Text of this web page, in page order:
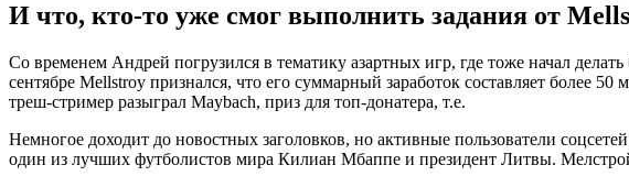
И что, кто-то уже смог выполнить задания от
Со временем Андрей погрузился в тематику азартных игр, где тоже начал
сентябре Mellstroy признался, что его суммарный заработок составляет более
треш-стример разыграл Maybach, приз для топ-донатера, т.е.
Немногое доходит до новостных заголовков, но активные пользователи
один из лучших футболистов мира Килиан Мбаппе и президент Литвы.